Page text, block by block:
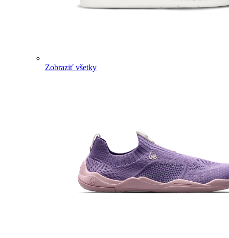
Zobraziť všetky